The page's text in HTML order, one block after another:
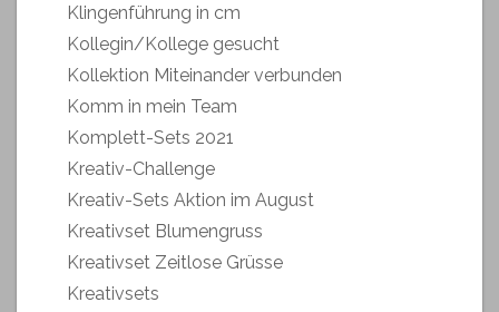
Klingenführung in cm
Kollegin/Kollege gesucht
Kollektion Miteinander verbunden
Komm in mein Team
Komplett-Sets 2021
Kreativ-Challenge
Kreativ-Sets Aktion im August
Kreativset Blumengruss
Kreativset Zeitlose Grüsse
Kreativsets